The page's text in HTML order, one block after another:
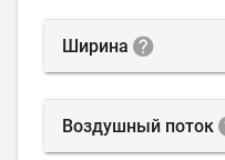
Ширина
Воздушный поток